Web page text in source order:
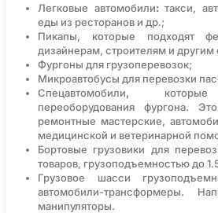
Легковые автомобили: такси,
еды из ресторанов и др.;
Пикапы, которые подходят
дизайнерам, строителям и другим
Фургоны для грузоперевозок;
Микроавтобусы для перевозки
Спецавтомобили, которые
переоборудования фургона.
ремонтные мастерские,
медицинской и ветеринарной
Бортовые грузовики для
товаров, грузоподъемностью до
Грузовое шасси
автомобили-трансформеры.
манипуляторы.